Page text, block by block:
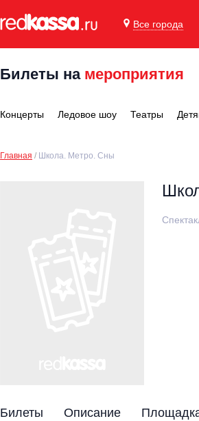
Все города
Билеты на мероприятия
Концерты Ледовое шоу Театры
Главная Школа. Метро. Сны
Билеты Описание